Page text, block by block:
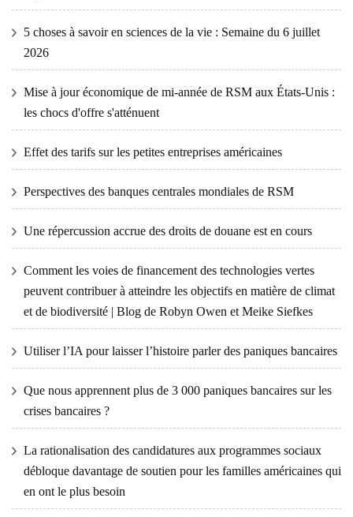
5 choses à savoir en sciences de la vie : Semaine du 6 juillet
2026
Mise à jour économique de mi-année de RSM aux États-Unis :
les chocs d'offre s'atténuent
Effet des tarifs sur les petites entreprises américaines
Perspectives des banques centrales mondiales de RSM
Une répercussion accrue des droits de douane est en cours
Comment les voies de financement des technologies vertes
peuvent contribuer à atteindre les objectifs en matière de climat
et de biodiversité | Blog de Robyn Owen et Meike Siefkes
Utiliser l’IA pour laisser l’histoire parler des paniques bancaires
Que nous apprennent plus de 3 000 paniques bancaires sur les
crises bancaires ?
La rationalisation des candidatures aux programmes sociaux
débloque davantage de soutien pour les familles américaines qui
en ont le plus besoin